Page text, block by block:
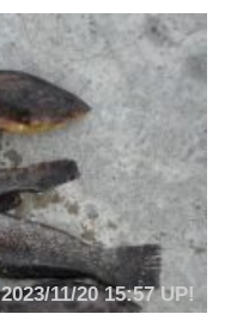
2023/11/20 15:57 UP!